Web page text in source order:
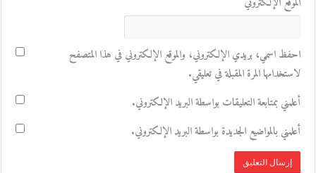
احفظ اسمي، بريدي الإلكتروني، والموقع الإلكتروني في هذا المتصفح
لاستخدامها المرة المقبلة في تعليقي.
أعلمني بمتابعة التعليقات بواسطة البريد الإلكتروني.
أعلمني بالمواضيع الجديدة بواسطة البريد الإلكتروني.